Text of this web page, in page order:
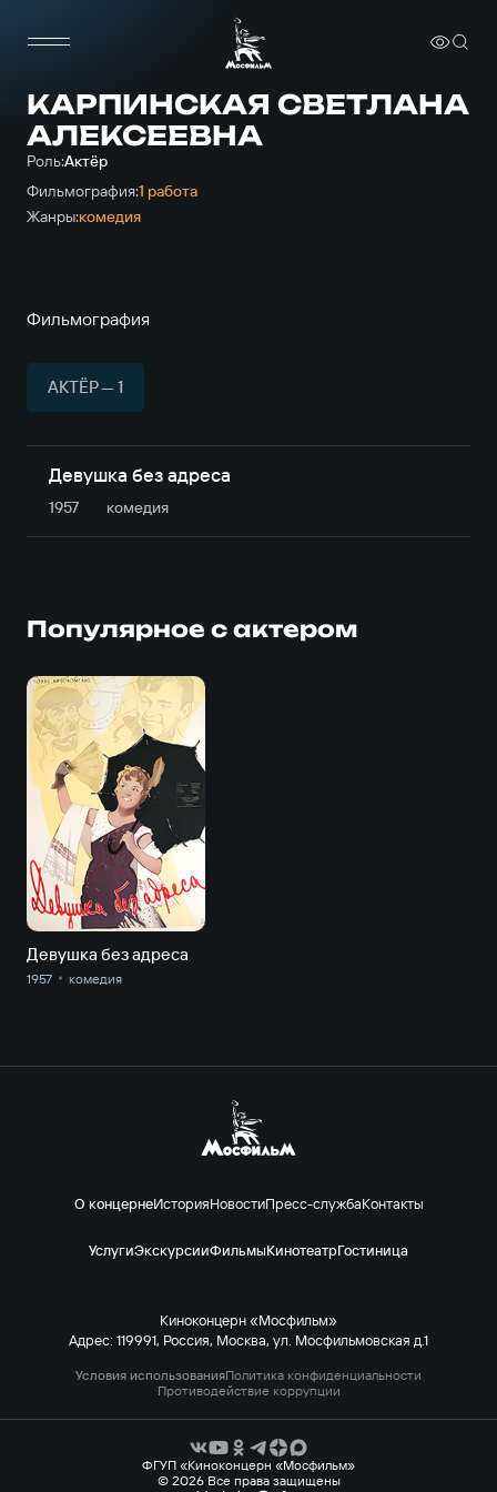
КАРПИНСКАЯ СВЕТЛАНА
АЛЕКСЕЕВНА
Роль:Актёр
Фильмография:1 работа
Жанры:комедия
Фильмография
АКТЁР — 1
Девушка без адреса
1957 комедия
Популярное с актером
Девушка без адреса
1957 комедия
О концернеИсторияНовостиПресс-службаКонтакты
УслугиЭкскурсииФильмыКинотеатрГостиница
Киноконцерн «Мосфильм»
Адрес: 119991, Россия, Москва, ул. Мосфильмовская д.1
Условия использованияПолитика конфиденциальности
Противодействие коррупции
ФГУП «Киноконцерн «Мосфильм»
© 2026 Все права защищены